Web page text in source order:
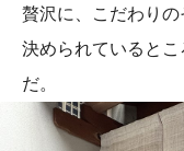
贅沢に、こだわり
決められているとこ
だ。